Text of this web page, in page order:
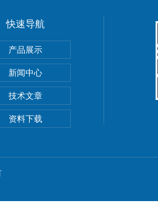
快速导航
产品展示
新闻中心
技术文章
资料下载